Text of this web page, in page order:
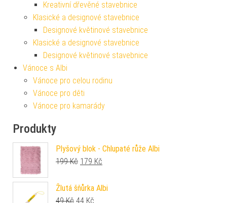
Kreativní dřevěné stavebnice
Klasické a designové stavebnice
Designové květinové stavebnice
Klasické a designové stavebnice
Designové květinové stavebnice
Vánoce s Albi
Vánoce pro celou rodinu
Vánoce pro děti
Vánoce pro kamarády
Produkty
Plyšový blok - Chlupaté růže Albi
199Kč Původní cena byla: 199 Kč.
179 Kč
Žlutá šňůrka Albi
49Kč Původní cena byla: 49 Kč.
44 Kč